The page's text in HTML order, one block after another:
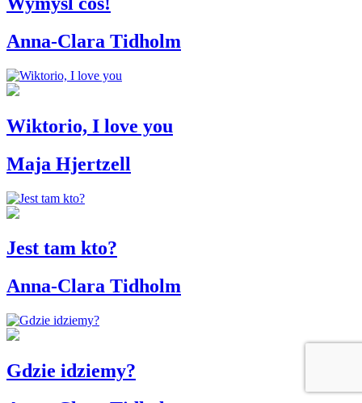
Anna-Clara Tidholm
Wiktorio, I love you
Maja Hjertzell
Jest tam kto?
Anna-Clara Tidholm
Gdzie idziemy?